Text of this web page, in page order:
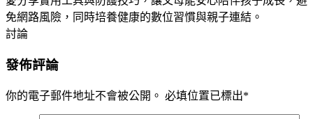
免網路風險，同時培養健康的數位習慣與親子連結。
討論
發佈評論
你的電子郵件地址不會被公開。 必填位置已標出*